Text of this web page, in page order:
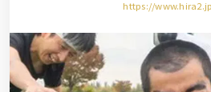
https://